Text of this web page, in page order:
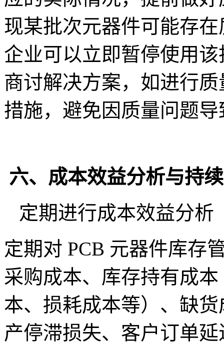
现某批次元器件可能存
企业可以立即暂停使用
商讨解决方案，如进行
措施，避免因质量问题
六、成本效益分析与持
定期进行成本效益分析
定期对 PCB 元器件库存
采购成本、库存持有成
本、损耗成本等）、缺
产停滞损失、客户订单